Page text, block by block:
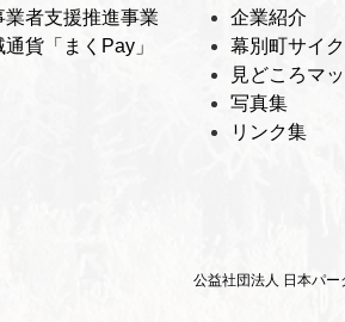
者支援推進事業
貨「まくPay」
企業紹介
幕別町サイ
見どころマ
写真集
リンク集
公益社団法人 日本パ